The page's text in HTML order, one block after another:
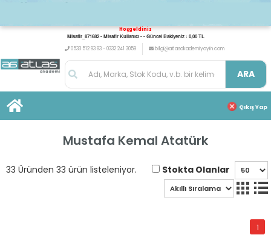
Hoşgeldiniz
Misafir_871682 - Misafir Kullanıcı - - Güncel Bakiyeniz : 0,00 TL
0533 512 93 83 - 0332 241 3059
bilgi@atlasakademiyayin.com
ARA
Çıkış Yap
Mustafa Kemal Atatürk
33 Üründen 33 ürün listeleniyor. Stokta Olanlar
1